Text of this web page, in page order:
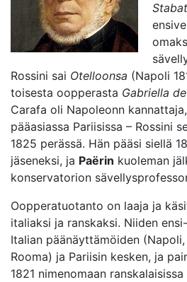
Rossini sai Otelloonsa (Napoli
toisesta oopperasta Gabriella
Carafa oli Napoleonn
pääasiassa Pariisissa – Rossini
1825 perässä. Hän pääsi siellä
jäseneksi, ja Paërin kuoleman
konservatorion
Oopperatuotanto on laaja ja
italiaksi ja ranskaksi. Niiden
Italian päänäyttämöiden (Napoli,
Rooma) ja Pariisin kesken, ja
1821 nimenomaan